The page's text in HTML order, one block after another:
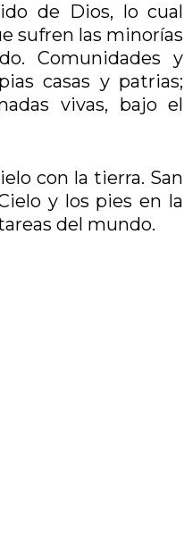
de Dios, lo cual
sufren las minorías
Comunidades y
casas y patrias;
vivas, bajo el
con la tierra. San
y los pies en la
del mundo.